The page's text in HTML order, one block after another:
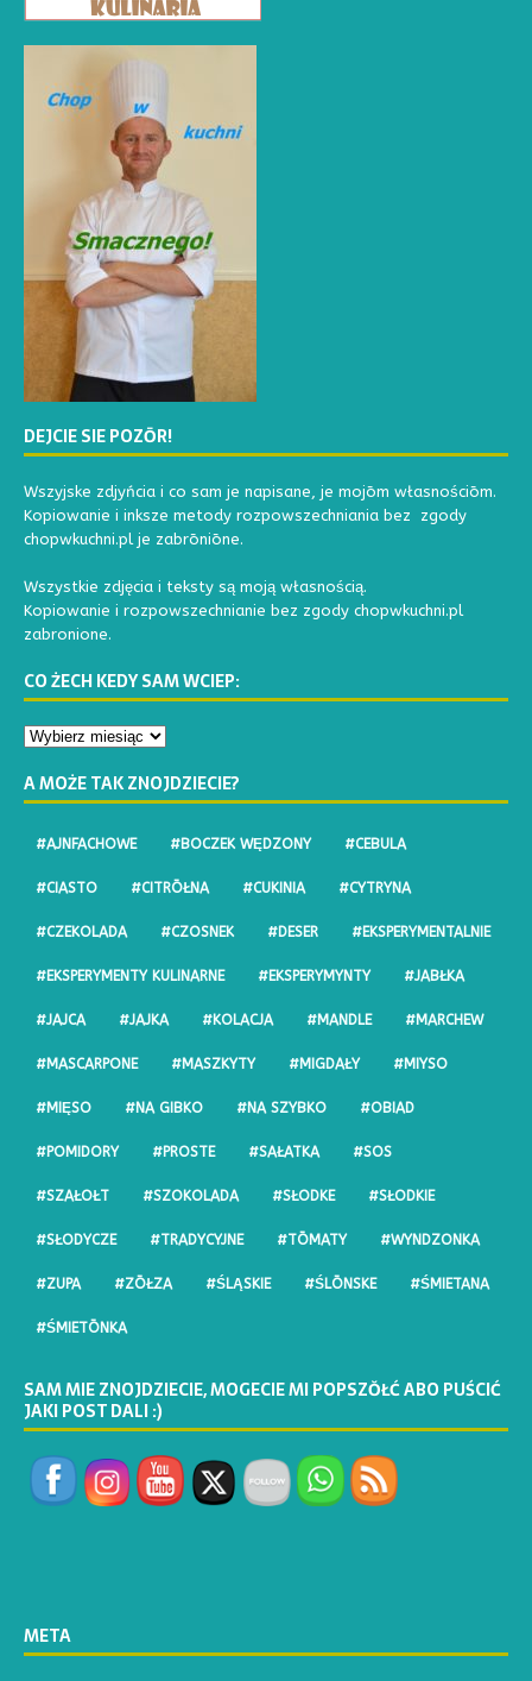
DEJCIE SIE POZŌR!
Wszyjske zdjyńcia i co sam je napisane, je mojōm własnościōm.
Kopiowanie i inksze metody rozpowszechniania bez zgody
chopwkuchni.pl je zabrōniōne.
Wszystkie zdjęcia i teksty są moją własnością.
Kopiowanie i rozpowszechnianie bez zgody chopwkuchni.pl
zabronione.
CO ŻECH KEDY SAM WCIEP:
A MOŻE TAK ZNOJDZIECIE?
#AJNFACHOWE #BOCZEK WĘDZONY #CEBULA
#CIASTO #CITRŌŁNA #CUKINIA #CYTRYNA
#CZEKOLADA #CZOSNEK #DESER #EKSPERYMENTALNIE
#EKSPERYMENTY KULINARNE #EKSPERYMYNTY #JABŁKA
#JAJCA #JAJKA #KOLACJA #MANDLE #MARCHEW
#MASCARPONE #MASZKYTY #MIGDAŁY #MIYSO
#MIĘSO #NA GIBKO #NA SZYBKO #OBIAD
#POMIDORY #PROSTE #SAŁATKA #SOS
#SZAŁOŁT #SZOKOLADA #SŁODKE #SŁODKIE
#SŁODYCZE #TRADYCYJNE #TŌMATY #WYNDZONKA
#ZUPA #ZŌŁZA #ŚLĄSKIE #ŚLŌNSKE #ŚMIETANA
#ŚMIETŌNKA
SAM MIE ZNOJDZIECIE, MOGECIE MI POPSZŎŁĆ ABO PUŚCIĆ
JAKI POST DALI :)
META